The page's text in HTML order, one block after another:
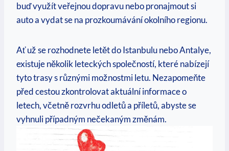
buď využít veřejnou dopravu nebo pronajmout si
auto a vydat se na prozkoumávání okolního regionu.
Ať už se rozhodnete letět do Istanbulu nebo Antalye,
existuje několik leteckých společností, které nabízejí
tyto trasy s různými možnostmi letu. Nezapomeňte
před cestou zkontrolovat aktuální informace o
letech, včetně rozvrhu odletů a příletů, abyste se
vyhnuli případným nečekaným změnám.